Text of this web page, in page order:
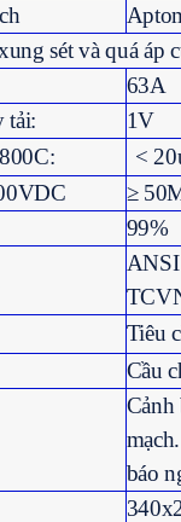
sét và quá áp
63A
tải:
1V
<
≥
99%
Tiêu
Cầu
Cảnh
mạch.
báo